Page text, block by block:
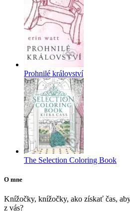
Prohnilé království
The Selection Coloring Book
O mne
Knížočky, knížočky, ako získať čas,
z vás?